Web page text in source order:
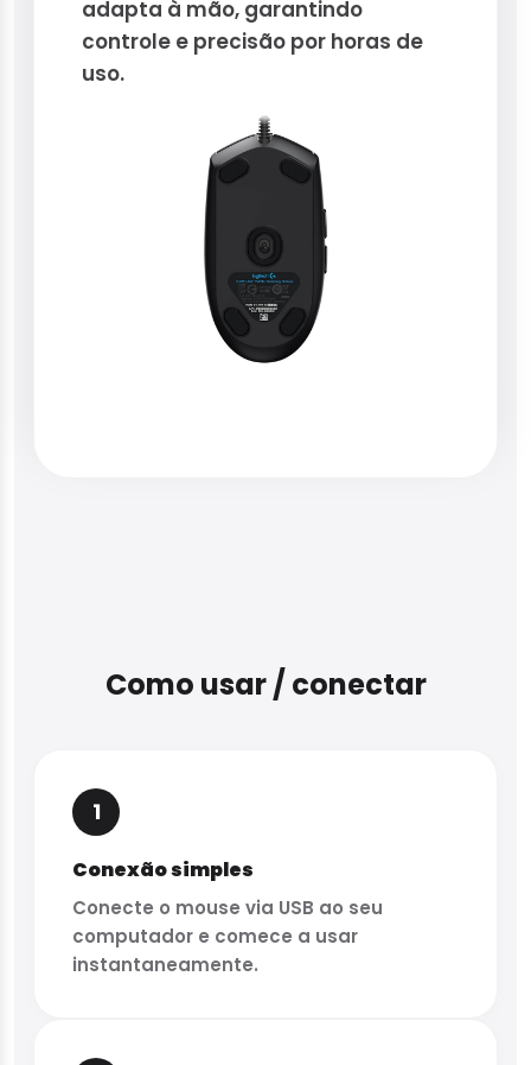
adapta à mão, garantindo
controle e precisão por horas de
uso.
Como usar / conectar
1
Conexão simples
Conecte o mouse via USB ao seu
computador e comece a usar
instantaneamente.